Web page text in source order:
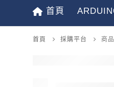
首頁
首頁 採購平台 商